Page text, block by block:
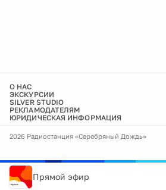
О НАС
ЭКСКУРСИИ
SILVER STUDIO
РЕКЛАМОДАТЕЛЯМ
ЮРИДИЧЕСКАЯ ИНФОРМАЦИЯ
2026 Радиостанция «Серебряный Дождь»
Прямой эфир